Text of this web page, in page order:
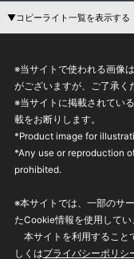
▼コピーライト一覧を表示する
※当サイトで使われる画像
がございますが、ご了承く
※当サイトに掲載されてい
載をお断りします。
*Product image for
*Any use or reproduction
prohibited.
※本サイトでは、一部のサ
たCookie情報を使用してい
本サイトを利用すること
しくはプライバシーポリシ